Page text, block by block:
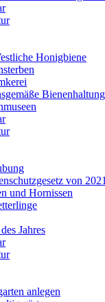
Honigbiene
Bienenhaltung
von 2021
und Hornissen
Jahres
anlegen